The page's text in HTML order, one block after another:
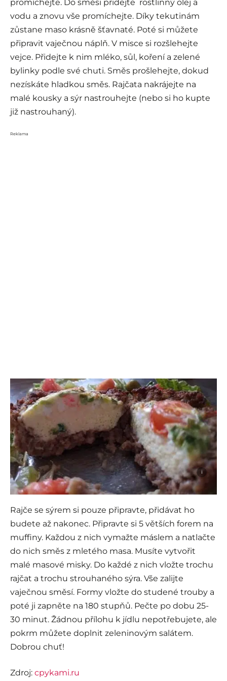
promíchejte. Do směsi přidejte rostlinný olej a
vodu a znovu vše promíchejte. Díky tekutinám
zůstane maso krásně šťavnaté. Poté si můžete
připravit vaječnou náplň. V misce si rozšlehejte
vejce. Přidejte k nim mléko, sůl, koření a zelené
bylinky podle své chuti. Směs prošlehejte, dokud
nezískáte hladkou směs. Rajčata nakrájejte na
malé kousky a sýr nastrouhejte (nebo si ho kupte
již nastrouhaný).
Reklama
i
Rajče se sýrem si pouze připravte, přidávat ho
budete až nakonec. Připravte si 5 větších forem na
muffiny. Každou z nich vymažte máslem a natlačte
do nich směs z mletého masa. Musíte vytvořit
malé masové misky. Do každé z nich vložte trochu
rajčat a trochu strouhaného sýra. Vše zalijte
vaječnou směsí. Formy vložte do studené trouby a
poté ji zapněte na 180 stupňů. Pečte po dobu 25-
30 minut. Žádnou přílohu k jídlu nepotřebujete, ale
pokrm můžete doplnit zeleninovým salátem.
Dobrou chuť!
Zdroj: cpykami.ru